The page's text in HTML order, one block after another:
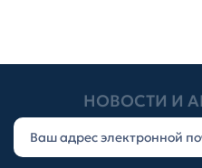
НОВОСТИ И